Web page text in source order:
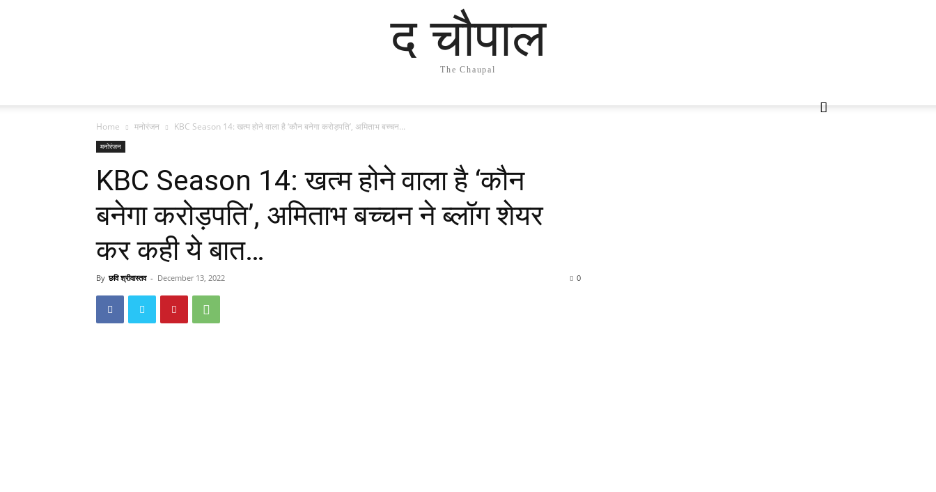
द चौपाल
The Chaupal
Home मनोरंजन KBC Season 14: खत्म होने वाला है ‘कौन बनेगा करोड़पति’, अमिताभ बच्चन...
मनोरंजन
KBC Season 14: खत्म होने वाला है ‘कौन
बनेगा करोड़पति’, अमिताभ बच्चन ने ब्लॉग शेयर
कर कही ये बात…
By छवि श्रीवास्तव - December 13, 2022 0